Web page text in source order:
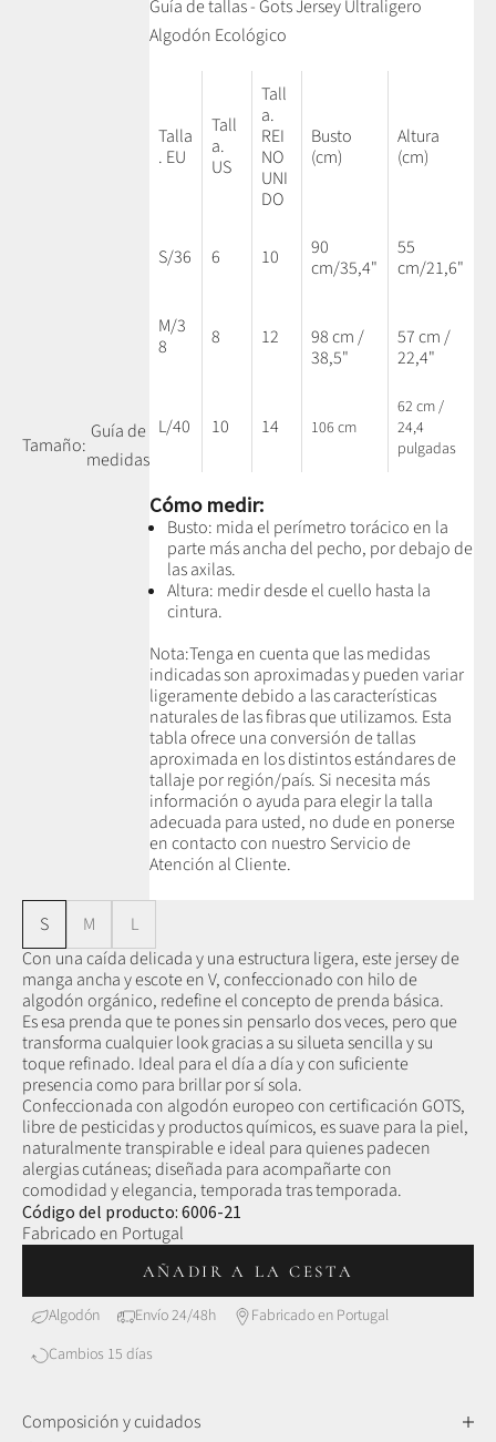
Tamaño:
Guía de
medidas
Guía de tallas - Gots Jersey Ultraligero
Algodón Ecológico
Talla
. EU
Tall
a.
US
Tall
a.
REI
NO
UNI
DO
Busto
(cm)
Altura
(cm)
S/36 6 10
90
cm/35,4"
55
cm/21,6"
M/3
8
8 12
98 cm /
38,5"
57 cm /
22,4"
L/40 10 14 106 cm
62 cm /
24,4
pulgadas
Cómo medir:
Busto: mida el perímetro torácico en la
parte más ancha del pecho, por debajo de
las axilas.
Altura: medir desde el cuello hasta la
cintura.
Nota:Tenga en cuenta que las medidas
indicadas son aproximadas y pueden variar
ligeramente debido a las características
naturales de las fibras que utilizamos. Esta
tabla ofrece una conversión de tallas
aproximada en los distintos estándares de
tallaje por región/país. Si necesita más
información o ayuda para elegir la talla
adecuada para usted, no dude en ponerse
en contacto con nuestro Servicio de
Atención al Cliente.
S M
L
Con una caída delicada y una estructura ligera, este jersey de
manga ancha y escote en V, confeccionado con hilo de
algodón orgánico, redefine el concepto de prenda básica.
Es esa prenda que te pones sin pensarlo dos veces, pero que
transforma cualquier look gracias a su silueta sencilla y su
toque refinado. Ideal para el día a día y con suficiente
presencia como para brillar por sí sola.
Confeccionada con algodón europeo con certificación GOTS,
libre de pesticidas y productos químicos, es suave para la piel,
naturalmente transpirable e ideal para quienes padecen
alergias cutáneas; diseñada para acompañarte con
comodidad y elegancia, temporada tras temporada.
Código del producto: 6006-21
Fabricado en Portugal
AÑADIR A LA CESTA
Algodón Envío 24/48h
Fabricado en Portugal
Cambios 15 días
Composición y cuidadosAlgodón orgánico